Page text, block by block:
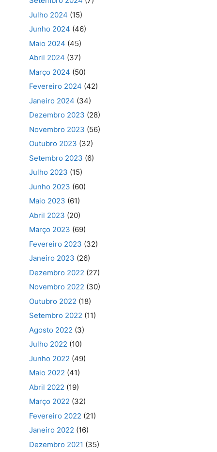
Julho 2024 (15)
Junho 2024 (46)
Maio 2024 (45)
Abril 2024 (37)
Março 2024 (50)
Fevereiro 2024 (42)
Janeiro 2024 (34)
Dezembro 2023 (28)
Novembro 2023 (56)
Outubro 2023 (32)
Setembro 2023 (6)
Julho 2023 (15)
Junho 2023 (60)
Maio 2023 (61)
Abril 2023 (20)
Março 2023 (69)
Fevereiro 2023 (32)
Janeiro 2023 (26)
Dezembro 2022 (27)
Novembro 2022 (30)
Outubro 2022 (18)
Setembro 2022 (11)
Agosto 2022 (3)
Julho 2022 (10)
Junho 2022 (49)
Maio 2022 (41)
Abril 2022 (19)
Março 2022 (32)
Fevereiro 2022 (21)
Janeiro 2022 (16)
Dezembro 2021 (35)